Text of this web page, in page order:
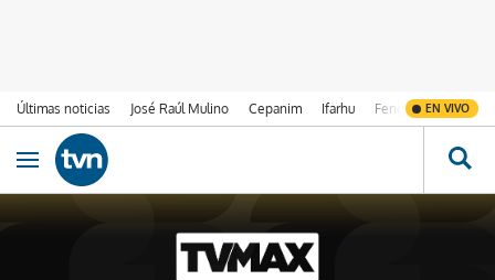
Últimas noticias José Raúl Mulino Cepanim Ifarhu Fenómeno de El
EN VIVO
Ir al contenido
Obrir navegació